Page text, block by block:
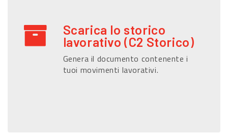
Scarica lo storico
lavorativo (C2 Storico)
Genera il documento contenente i
tuoi movimenti lavorativi.